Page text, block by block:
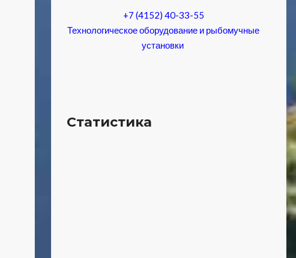
+7 (4152) 40-33-55
Технологическое оборудование и рыбомучные
установки
Статистика